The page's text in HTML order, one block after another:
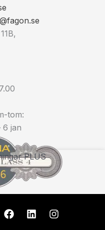
tom:
6 jan
F
a
L
i
I
n
PLUS